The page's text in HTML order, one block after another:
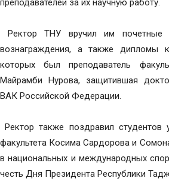
преподавателей за их научную работу.
Ректор ТНУ вручил им почетные
вознаграждения, а также дипломы
которых был преподаватель
Майрамби Нурова, защитившая
ВАК Российской Федерации.
Ректор также поздравил студентов
факультета Косима Сардорова и
в национальных и международных
честь Дня Президента Республики